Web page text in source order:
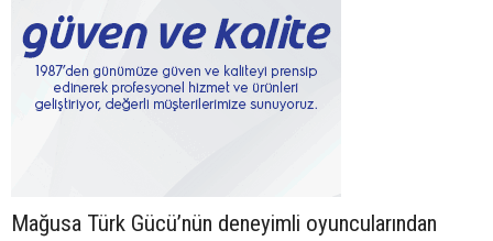
Mağusa Türk Gücü’nün deneyimli oyuncularından